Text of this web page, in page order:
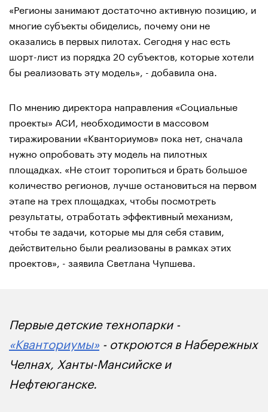
«Регионы занимают достаточно активную позицию, и
многие субъекты обиделись, почему они не
оказались в первых пилотах. Сегодня у нас есть
шорт-лист из порядка 20 субъектов, которые хотели
бы реализовать эту модель», - добавила она.
По мнению директора направления «Социальные
проекты» АСИ, необходимости в массовом
тиражировании «Кванториумов» пока нет, сначала
нужно опробовать эту модель на пилотных
площадках. «Не стоит торопиться и брать большое
количество регионов, лучше остановиться на первом
этапе на трех площадках, чтобы посмотреть
результаты, отработать эффективный механизм,
чтобы те задачи, которые мы для себя ставим,
действительно были реализованы в рамках этих
проектов», - заявила Светлана Чупшева.
Первые детские технопарки -
«Кванториумы» - откроются в Набережных
Челнах, Ханты-Мансийске и
Нефтеюганске.